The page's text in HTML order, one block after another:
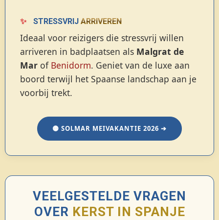
✨ STRESSVRIJ ARRIVEREN
Ideaal voor reizigers die stressvrij willen
arriveren in badplaatsen als Malgrat de
Mar of Benidorm. Geniet van de luxe aan
boord terwijl het Spaanse landschap aan je
voorbij trekt.
🟡 SOLMAR MEIVAKANTIE 2026 ➔
VEELGESTELDE VRAGEN
OVER KERST IN SPANJE